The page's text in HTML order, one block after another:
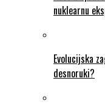
nuklearnu
Evolucijska
desnoruki?